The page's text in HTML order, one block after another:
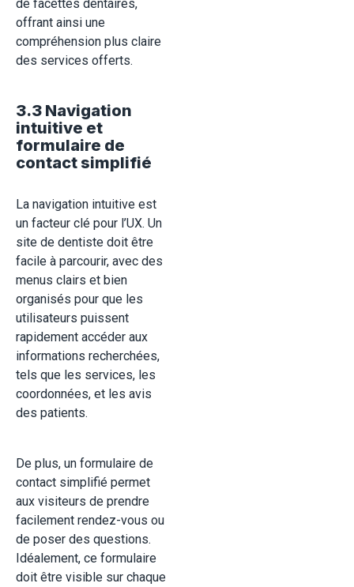
de facettes dentaires,
offrant ainsi une
compréhension plus claire
des services offerts.
3.3 Navigation
intuitive et
formulaire de
contact simplifié
La navigation intuitive est
un facteur clé pour l’UX. Un
site de dentiste doit être
facile à parcourir, avec des
menus clairs et bien
organisés pour que les
utilisateurs puissent
rapidement accéder aux
informations recherchées,
tels que les services, les
coordonnées, et les avis
des patients.
De plus, un formulaire de
contact simplifié permet
aux visiteurs de prendre
facilement rendez-vous ou
de poser des questions.
Idéalement, ce formulaire
doit être visible sur chaque